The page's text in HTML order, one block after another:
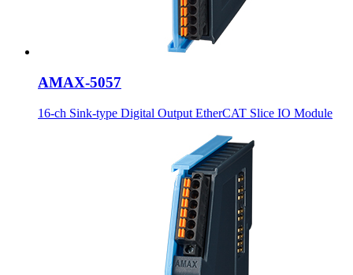
AMAX-5057
16-ch Sink-type Digital Output EtherCAT Slice IO Module